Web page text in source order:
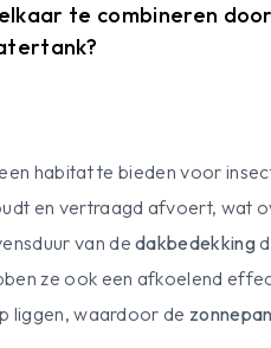
te combineren
habitat te bieden voor
en vertraagd afvoert, wat
van dedakbedekking
ze ook een afkoelend
liggen, waardoor de